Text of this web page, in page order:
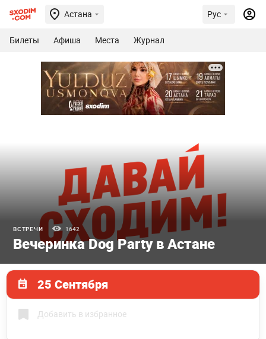
Астана Рус
Билеты Афиша Места Журнал
ВСТРЕЧИ 1642
Вечеринка Dog Party в Астане
25 Сентября
Добавить в избранное